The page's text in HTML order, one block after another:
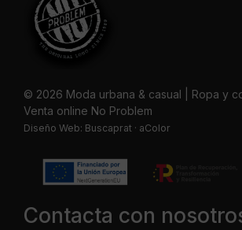
© 2026 Moda urbana & casual | Ropa y
Venta online No Problem
Diseño Web: Buscaprat · aColor
Contacta con